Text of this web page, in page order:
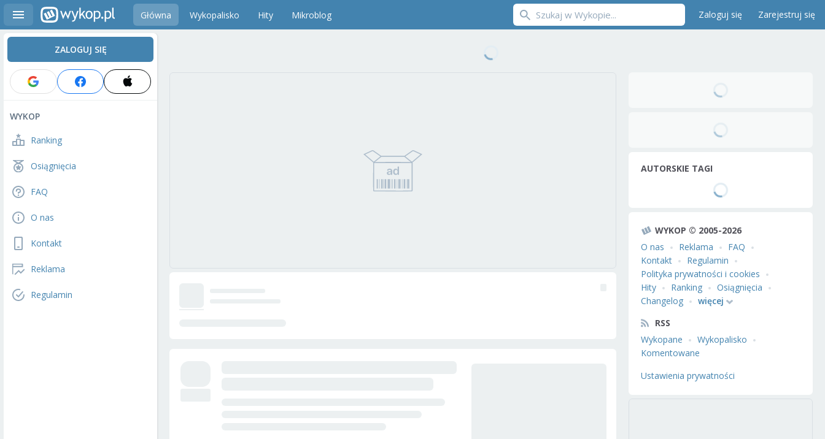
Główna Wykopalisko Hity Mikroblog Zaloguj się Zarejestruj się
ZALOGUJ SIĘ
WYKOP
Ranking
Osiągnięcia
FAQ
O nas
Kontakt
Reklama
Regulamin
AUTORSKIE TAGI
WYKOP © 2005-2026
O nas
Reklama
FAQ
Kontakt
Regulamin
Polityka prywatności i cookies
Hity
Ranking
Osiągnięcia
Changelog
więcej
RSS
Wykopane
Wykopalisko
Komentowane
Ustawienia prywatności